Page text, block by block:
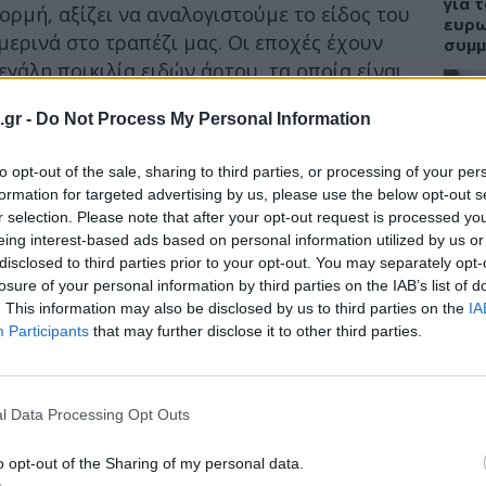
- Do Not Process My Personal Information
opt-out of the sale, sharing to third parties, or processing of your
for targeted advertising by us, please use the below opt-out
selection. Please note that after your opt-out request is processed
interest-based ads based on personal information utilized by us
to third parties prior to your opt-out. You may separately
of your personal information by third parties on the IAB’s list of
This information may also be disclosed by us to third parties on the
Participants that may further disclose it to other third parties.
Data Processing Opt Outs
opt-out of the Sharing of my personal data.
αξίζει να αναλογιστούμε το είδος του
στο τραπέζι μας. Οι εποχές έχουν
ποικιλία ειδών άρτου, τα οποία είναι
η επιλογή των περισσοτέρων
αναθεωρήσουν επ’ αυτού;
ψωμί, τα οποία ίσως σας κάνουν να το
και ενδεχομένως να το αλλάξετε για
όπως το ψωμί ολικής άλεσης.